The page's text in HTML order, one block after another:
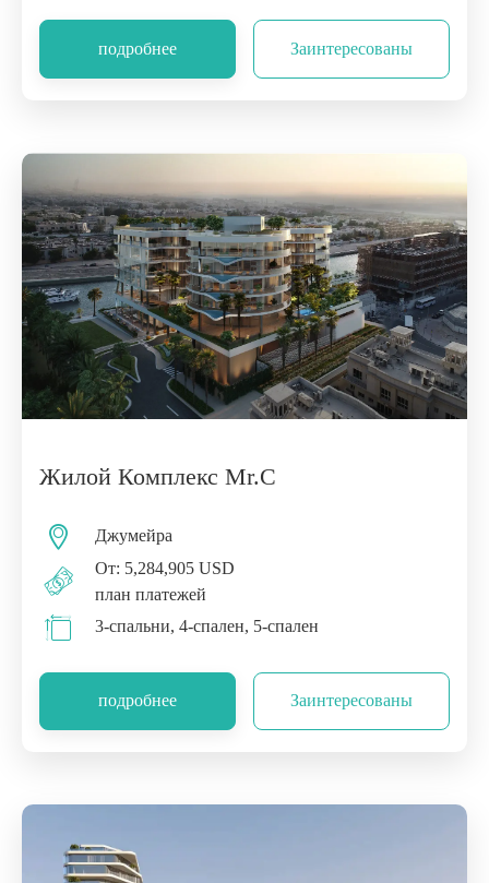
подробнее Заинтересованы
Жилой Комплекс Mr.C
Джумейра
От: 5,284,905 USD
план платежей
3-спальни, 4-спален, 5-спален
подробнее Заинтересованы